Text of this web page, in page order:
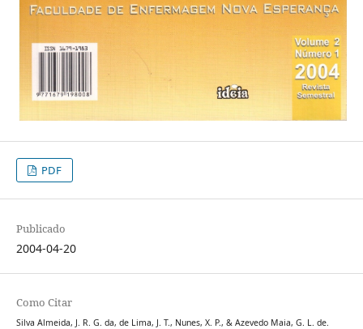
PDF
Publicado
2004-04-20
Como Citar
Silva Almeida, J. R. G. da, de Lima, J. T., Nunes, X. P., & Azevedo Maia, G. L. de.